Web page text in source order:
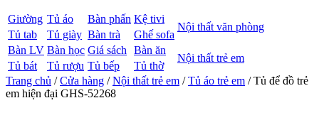
Giường Tủ áo Bàn phấn Kệ tivi
Nội thất văn phòng
Tủ tab Tủ giày Bàn trà
Ghế sofa
Bàn LV Bàn học Giá sách Bàn ăn
Nội thất trẻ em
Tủ bát Tủ rượu Tủ bếp
Tủ thờ
Trang chủ /Cửa hàng /Nội thất trẻ em /Tủ áo trẻ em / Tủ để đồ trẻ
em hiện đại GHS-52268